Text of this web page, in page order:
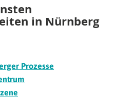
in Nürnberg
Prozesse